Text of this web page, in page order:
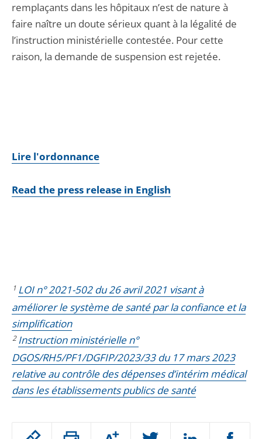
Passer
remplaçants dans les hôpitaux n’est de nature à
faire naître un doute sérieux quant à la légalité de
l’instruction ministérielle contestée. Pour cette
raison, la demande de suspension est rejetée.
Lire l'ordonnance
Read the press release in English
1 LOI n° 2021-502 du 26 avril 2021 visant à
améliorer le système de santé par la confiance et la
simplification
2 Instruction ministérielle n°
DGOS/RH5/PF1/DGFIP/2023/33 du 17 mars 2023
relative au contrôle des dépenses d’intérim médical
dans les établissements publics de santé